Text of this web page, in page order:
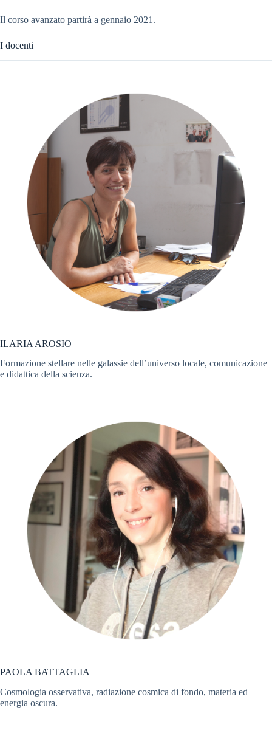
Il corso avanzato partirà a gennaio 2021.
I docenti
ILARIA AROSIO
Formazione stellare nelle galassie dell’universo locale, comunicazione
e didattica della scienza.
PAOLA BATTAGLIA
Cosmologia osservativa, radiazione cosmica di fondo, materia ed
energia oscura.